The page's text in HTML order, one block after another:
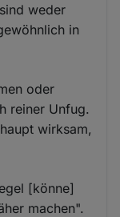
weder
in
oder
reiner Unfug.
wirksam,
[könne]
machen".